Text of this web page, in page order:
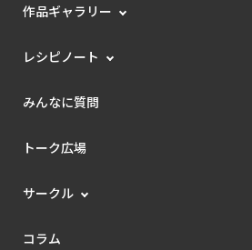
作品ギャラリー
レシピノート
みんなに質問
トーク広場
サークル
コラム